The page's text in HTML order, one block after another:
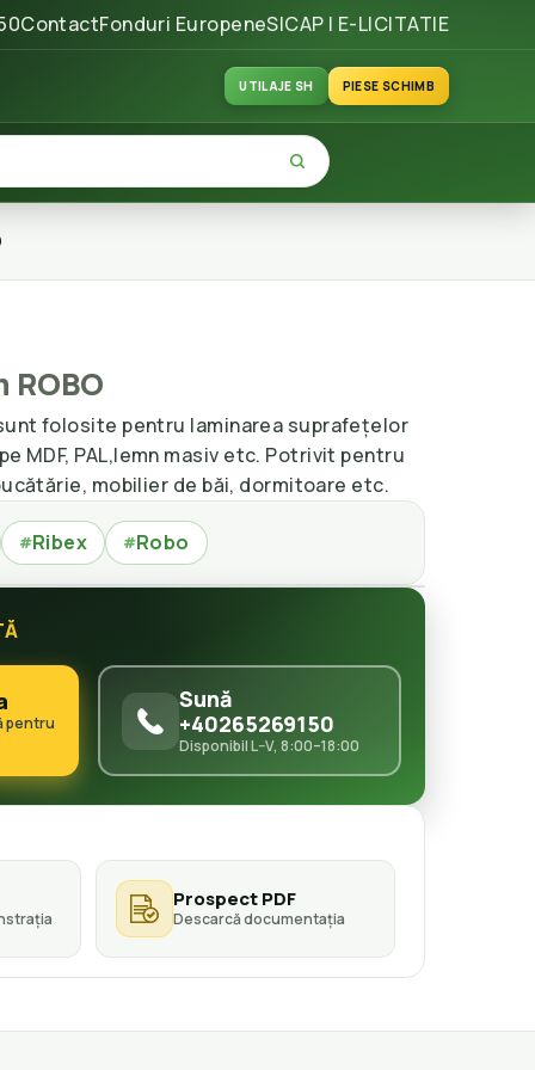
ContactFonduri EuropeneSICAP | E-LICITATIE
UTILAJE SH PIESE SCHIMB
folosite pentru laminarea suprafețelor
MDF, PAL,lemn masiv etc. Potrivit pentru
mobilier de băi, dormitoare etc.
#Ribex #Robo
pentru
Sună
+40265269150
Disponibil L–V, 8:00–18:00
Prospect PDF
Descarcă documentația